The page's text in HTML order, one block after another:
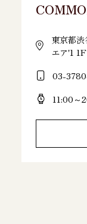
東京都
エア'1 1F
03-
11:00～